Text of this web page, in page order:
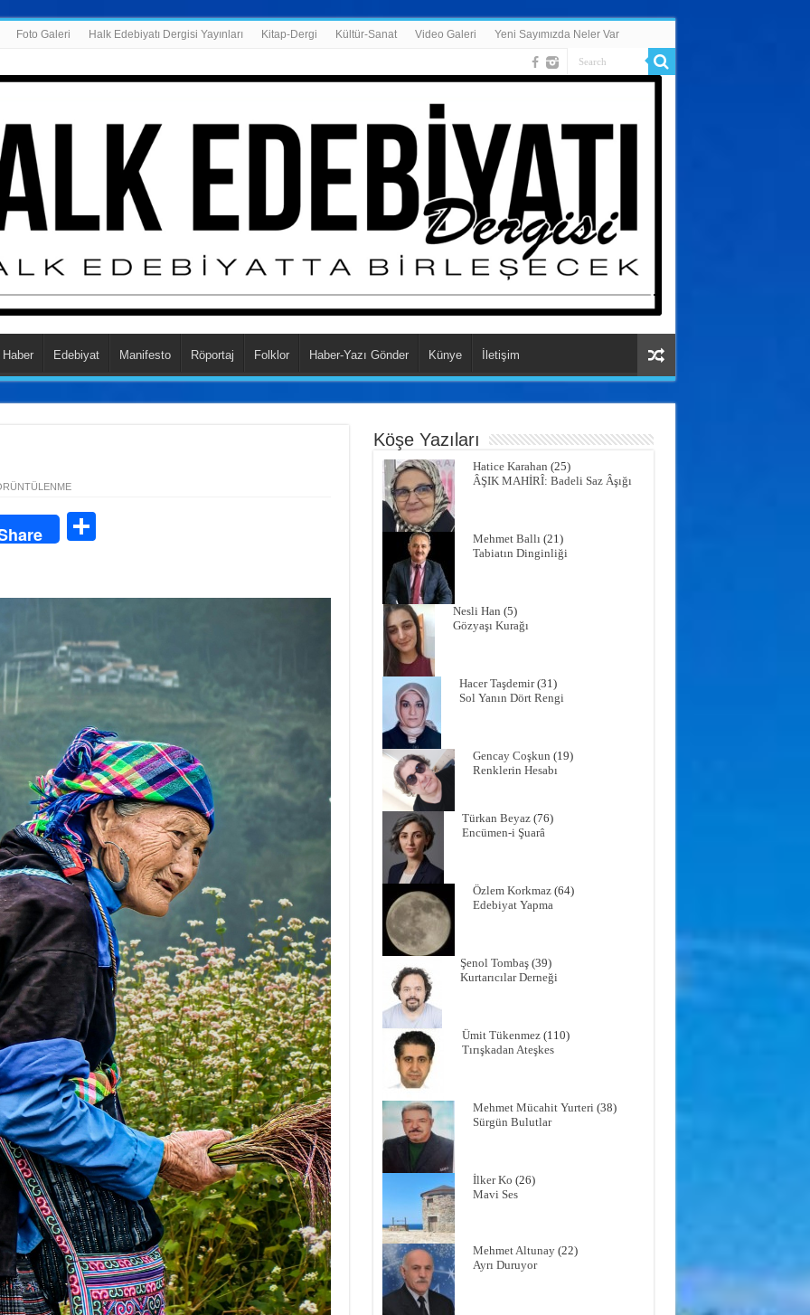
Foto Galeri Halk Edebiyatı Dergisi Yayınları Kitap-Dergi Kültür-Sanat Video Galeri Yeni Sayımızda Neler Var
Haber Edebiyat Manifesto Röportaj Folklor Haber-Yazı Gönder Künye İletişim
Köşe Yazıları
Hatice Karahan (25)
ÂŞIK MAHİRÎ: Badeli Saz Âşığı
Mehmet Ballı(21)
Tabiatın Dinginliği
Nesli Han (5)
Gözyaşı Kurağı
Hacer Taşdemir(31)
Sol Yanın Dört Rengi
Gencay Coşkun (19)
Renklerin Hesabı
Türkan Beyaz(76)
Encümen-i Şuarâ
Özlem Korkmaz(64)
Edebiyat Yapma
Şenol Tombaş(39)
Kurtarıcılar Derneği
Ümit Tükenmez(110)
Tırışkadan Ateşkes
Mehmet Mücahit Yurteri(38)
Sürgün Bulutlar
İlker Ko (26)
Mavi Ses
Mehmet Altunay(22)
Ayrı Duruyor